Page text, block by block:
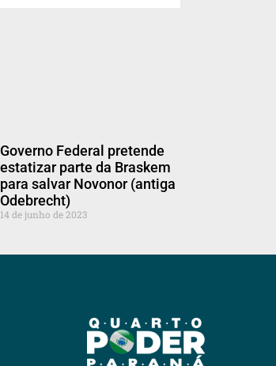
Governo Federal pretende
estatizar parte da Braskem
para salvar Novonor (antiga
Odebrecht)
14 de junho de 2023